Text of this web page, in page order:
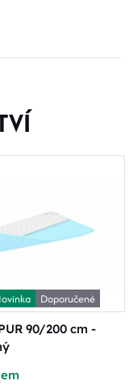
Doporučené
90/200 cm -